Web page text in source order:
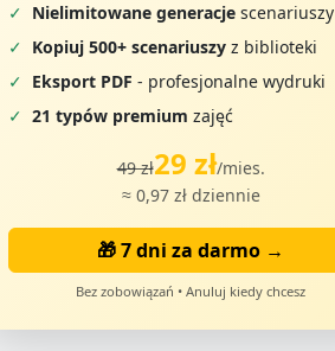
✓ Nielimitowane generacje scenariuszy
✓ Kopiuj 500+ scenariuszy z biblioteki
✓ Eksport PDF - profesjonalne wydruki
✓ 21 typów premium zajęć
49 zł29 zł/mies.
≈ 0,97 zł dziennie
🎁 7 dni za darmo →
Bez zobowiązań • Anuluj kiedy chcesz